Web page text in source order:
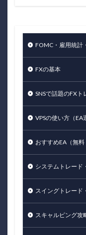
FOMC・雇用統計
FXの基本
SNSで話題のFXト
VPSの使い方（EA
おすすめEA（無料
システムトレード
スイングトレード
スキャルピング攻